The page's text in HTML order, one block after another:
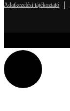
Adatkezelési tájékoztató